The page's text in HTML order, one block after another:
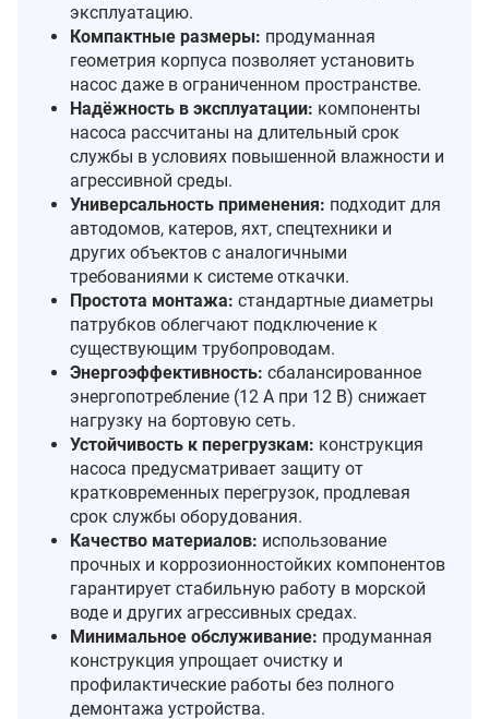
эксплуатацию.
Компактные размеры: продуманная
геометрия корпуса позволяет установить
насос даже в ограниченном пространстве.
Надёжность в эксплуатации: компоненты
насоса рассчитаны на длительный срок
службы в условиях повышенной влажности и
агрессивной среды.
Универсальность применения: подходит для
автодомов, катеров, яхт, спецтехники и
других объектов с аналогичными
требованиями к системе откачки.
Простота монтажа: стандартные диаметры
патрубков облегчают подключение к
существующим трубопроводам.
Энергоэффективность: сбалансированное
энергопотребление (12 А при 12 В) снижает
нагрузку на бортовую сеть.
Устойчивость к перегрузкам: конструкция
насоса предусматривает защиту от
кратковременных перегрузок, продлевая
срок службы оборудования.
Качество материалов: использование
прочных и коррозионностойких компонентов
гарантирует стабильную работу в морской
воде и других агрессивных средах.
Минимальное обслуживание: продуманная
конструкция упрощает очистку и
профилактические работы без полного
демонтажа устройства.